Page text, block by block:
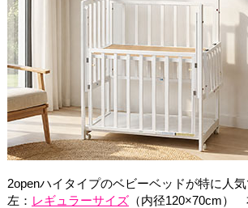
2openハイタイプのベビーベッドが特に人気
左： レギュラーサイズ（内径120×70cm）